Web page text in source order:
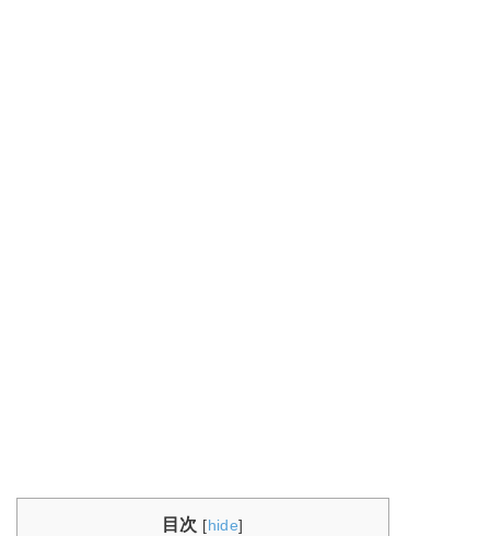
目次 [hide]